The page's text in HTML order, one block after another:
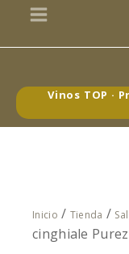
Vinos TOP ·
Inicio / Tienda /
cinghiale